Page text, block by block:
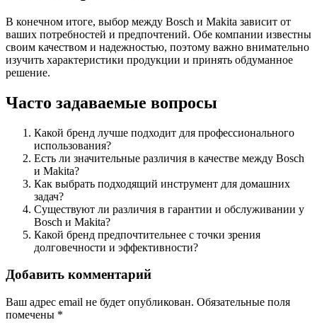
В конечном итоге, выбор между Bosch и Makita зависит от
ваших потребностей и предпочтений. Обе компании известны
своим качеством и надежностью, поэтому важно внимательно
изучить характеристики продукции и принять обдуманное
решение.
Часто задаваемые вопросы
Какой бренд лучше подходит для профессионального
использования?
Есть ли значительные различия в качестве между Bosch
и Makita?
Как выбрать подходящий инструмент для домашних
задач?
Существуют ли различия в гарантии и обслуживании у
Bosch и Makita?
Какой бренд предпочтительнее с точки зрения
долговечности и эффективности?
Добавить комментарий
Ваш адрес email не будет опубликован. Обязательные поля
помечены *